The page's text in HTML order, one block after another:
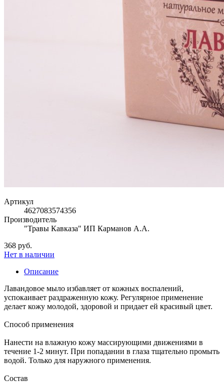
Артикул
4627083574356
Производитель
"Травы Кавказа" ИП Карманов А.А.
368 руб.
Нет в наличии
Описание
Лавандовое мыло избавляет от кожных воспалений,
успокаивает раздраженную кожу. Регулярное применение
делает кожу молодой, здоровой и придает ей красивый цвет.
Способ применения
Нанести на влажную кожу массирующими движениями в
течение 1-2 минут. При попадании в глаза тщательно промыть
водой. Только для наружного применения.
Состав